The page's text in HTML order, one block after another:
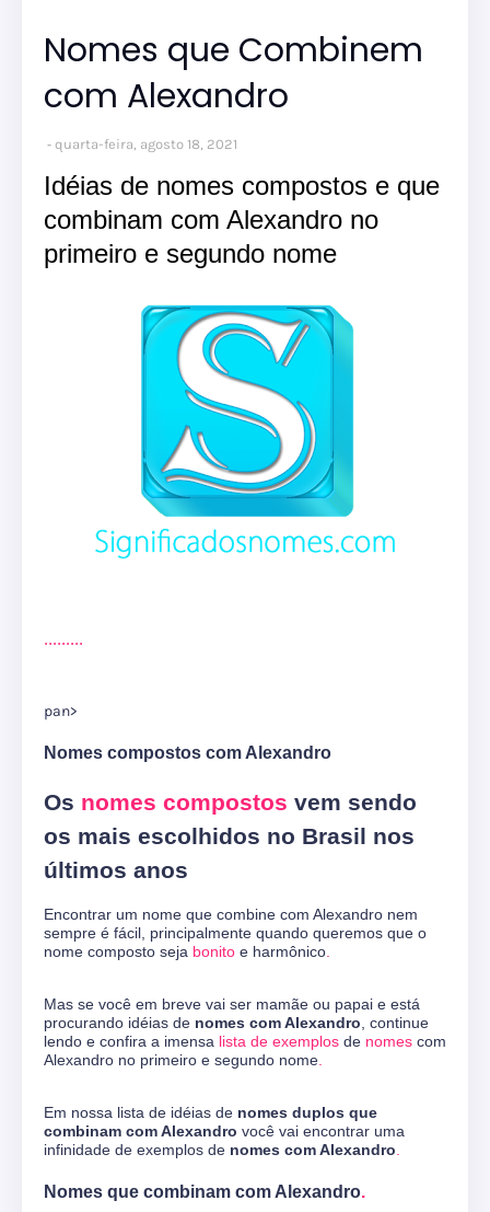
Nomes que Combinem
com Alexandro
quarta-feira, agosto 18, 2021
Idéias de nomes compostos e que
combinam com Alexandro no
primeiro e segundo nome
.........
pan>
Nomes compostos com Alexandro
Os nomes compostos vem sendo
os mais escolhidos no Brasil nos
últimos anos
Encontrar um nome que combine com Alexandro nem
sempre é fácil, principalmente quando queremos que o
nome composto seja bonito e harmônico.
Mas se você em breve vai ser mamãe ou papai e está
procurando idéias de nomes com Alexandro, continue
lendo e confira a imensa lista de exemplos de nomes com
Alexandro no primeiro e segundo nome.
Em nossa lista de idéias de nomes duplos que
combinam com Alexandro você vai encontrar uma
infinidade de exemplos de nomes com Alexandro.
Nomes que combinam com Alexandro.